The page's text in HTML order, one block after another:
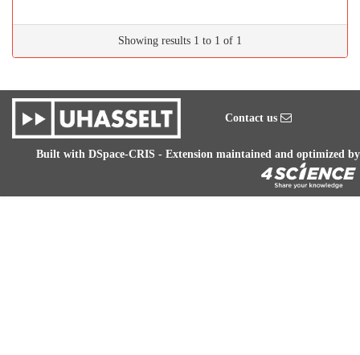
Showing results 1 to 1 of 1
Contact us
Built with DSpace-CRIS - Extension maintained and optimized by